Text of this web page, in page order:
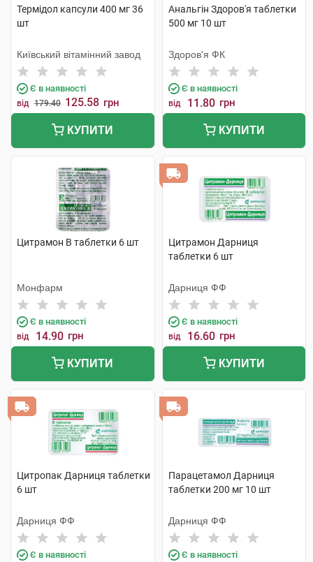
Термідол капсули 400 мг 36
шт
Київський вітамінний завод
Є в наявності
від 179.40 125.58 грн
КУПИТИ
Анальгін Здоров'я таблетки
500 мг 10 шт
Здоров'я ФК
Є в наявності
від 11.80 грн
КУПИТИ
Цитрамон В таблетки 6 шт
Монфарм
Є в наявності
від 14.90 грн
КУПИТИ
Цитрамон Дарниця
таблетки 6 шт
Дарниця ФФ
Є в наявності
від 16.60 грн
КУПИТИ
Цитропак Дарниця таблетки
6 шт
Дарниця ФФ
Є в наявності
Парацетамол Дарниця
таблетки 200 мг 10 шт
Дарниця ФФ
Є в наявності